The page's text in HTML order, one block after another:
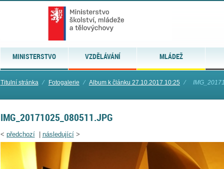
MINISTERSTVO VZDĚLÁVÁNÍ MLÁDEŽ
Titulní stránka ⁄ Fotogalerie ⁄ Album k článku 27.10.2017 10:25 ⁄
IMG_20171025_080511.JPG
< předchozí| následující>